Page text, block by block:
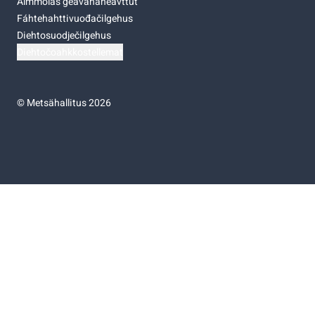
Fáhtehahttivuođačilgehus
Diehtosuodječilgehus
©Metsähallitus 2026